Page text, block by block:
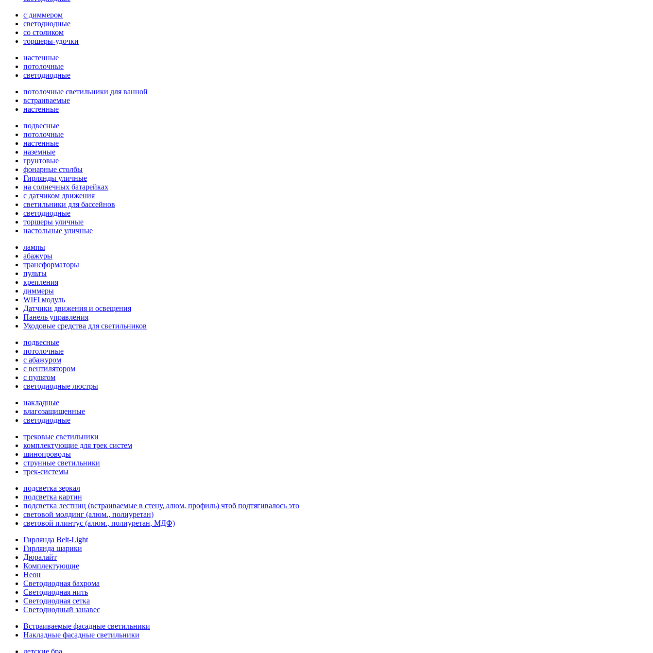
с диммером
светодиодные
со столиком
торшеры-удочки
настенные
потолочные
светодиодные
потолочные светильники для ванной
встраиваемые
настенные
подвесные
потолочные
настенные
наземные
грунтовые
фонарные столбы
Гирлянды уличные
на солнечных батарейках
с датчиком движения
светильники для бассейнов
светодиодные
торшеры уличные
настольные уличные
лампы
абажуры
трансформаторы
пульты
крепления
диммеры
WIFI модуль
Датчики движения и освещения
Панель управления
Уходовые средства для светильников
подвесные
потолочные
с абажуром
с вентилятором
с пультом
светодиодные люстры
накладные
влагозащищенные
светодиодные
трековые светильники
комплектующие для трек систем
шинопроводы
струнные светильники
трек-системы
подсветка зеркал
подсветка картин
подсветка лестниц (встраиваемые в стену, алюм. профиль) чтоб подтягивалось это
световой молдинг (алюм., полиуретан)
световой плинтус (алюм., полиуретан, МДФ)
Гирлянда Belt-Light
Гирлянда шарики
Дюралайт
Комплектующие
Неон
Светодиодная бахрома
Светодиодная нить
Светодиодная сетка
Светодиодный занавес
Встраиваемые фасадные светильники
Накладные фасадные светильники
детские бра